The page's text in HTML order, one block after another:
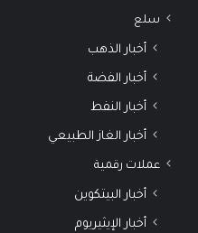
سلع
أخبار الذهب
أخبار الفضة
أخبار النفط
أخبار الغاز الطبيعي
عملات رقمية
أخبار البيتكوين
أخبار الإيثيريوم